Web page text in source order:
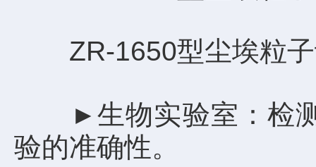
ZR-1650型尘埃粒子
► 生物实验室：检
验的准确性。